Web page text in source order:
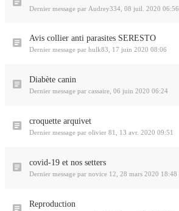
Dernier message par Audrey334 08 juil. 2020 06:56
Avis collier anti parasites SERESTO
Dernier message par hulk83 17 juin 2020 08:06
Diabète canin
Dernier message par cassaire 06 juin 2020 06:24
croquette arquivet
Dernier message par olivier 81 13 avr. 2020 09:51
covid-19 et nos setters
Dernier message par novice 12 28 mars 2020 18:48
Reproduction